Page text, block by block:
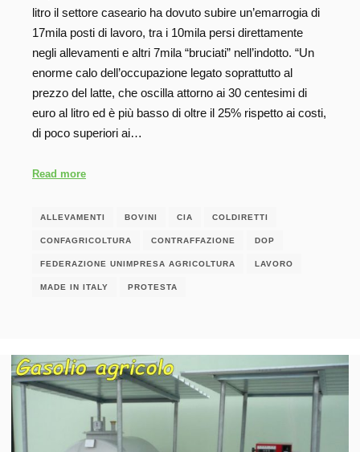
litro il settore caseario ha dovuto subire un’emarrogia di
17mila posti di lavoro, tra i 10mila persi direttamente
negli allevamenti e altri 7mila “bruciati” nell’indotto. “Un
enorme calo dell’occupazione legato soprattutto al
prezzo del latte, che oscilla attorno ai 30 centesimi di
euro al litro ed è più basso di oltre il 25% rispetto ai costi,
di poco superiori ai…
Read more
ALLEVAMENTI BOVINI CIA COLDIRETTI
CONFAGRICOLTURA CONTRAFFAZIONE DOP
FEDERAZIONE UNIMPRESA AGRICOLTURA LAVORO
MADE IN ITALY PROTESTA